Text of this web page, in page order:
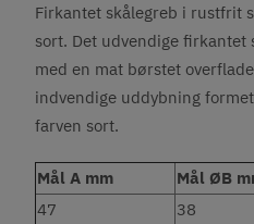
Firkantet skålegreb i rustfrit
sort. Det udvendige
med en mat børstet
indvendige uddybning
farven sort.
Mål A mm Mål ØB
47
38